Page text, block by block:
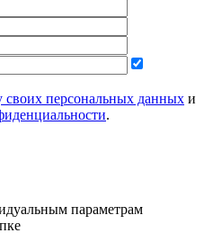
своих персональных данных и
.
параметрам